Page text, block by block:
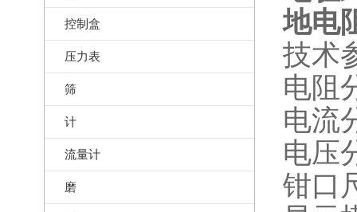
控制盒
压力表
筛
计
流量计
磨
地电
技术
电阻
电流
电压
钳口